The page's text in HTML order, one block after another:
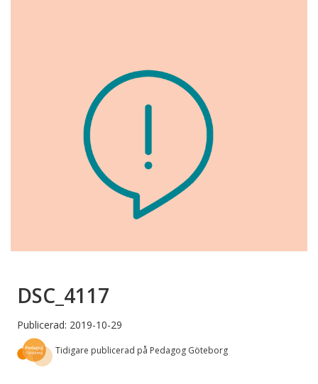
DSC_4117
Publicerad: 2019-10-29
Tidigare publicerad på Pedagog Göteborg